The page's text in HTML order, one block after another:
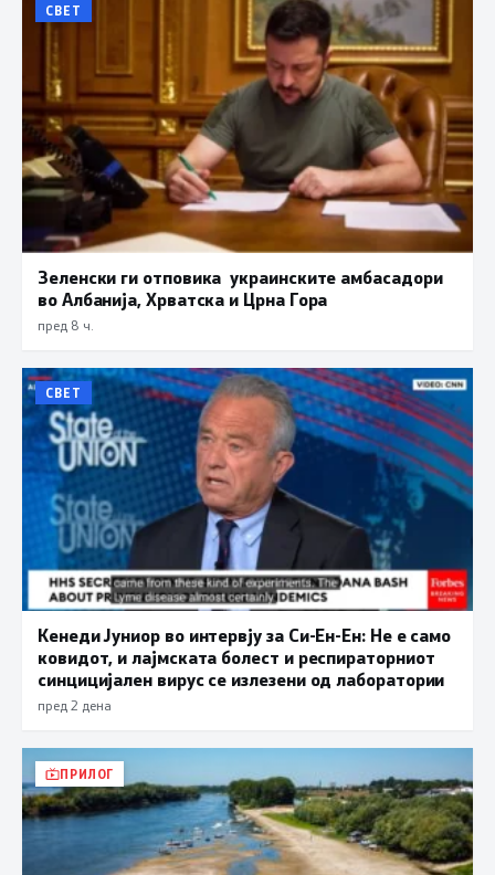
СВЕТ
Зеленски ги отповика украинските амбасадори
во Албанија, Хрватска и Црна Гора
пред 8 ч.
СВЕТ
Кенеди Јуниор во интервју за Си-Ен-Ен: Не е само
ковидот, и лајмската болест и респираторниот
синцицијален вирус се излезени од лаборатории
пред 2 дена
ПРИЛОГ